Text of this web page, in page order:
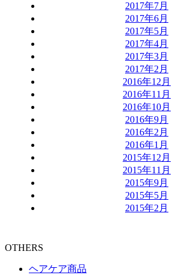
2017年7月
2017年6月
2017年5月
2017年4月
2017年3月
2017年2月
2016年12月
2016年11月
2016年10月
2016年9月
2016年2月
2016年1月
2015年12月
2015年11月
2015年9月
2015年5月
2015年2月
OTHERS
ヘアケア商品